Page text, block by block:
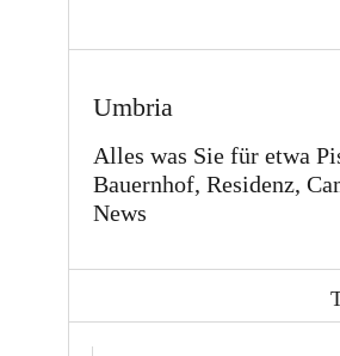
Umbria
Alles was Sie für etwa
Bauernhof, Residenz,
News